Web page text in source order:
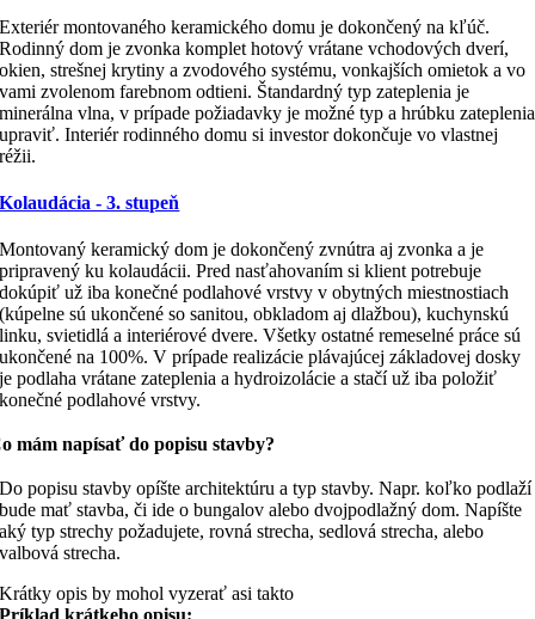
Exteriér montovaného keramického domu je dokončený na kľúč.
Rodinný dom je zvonka komplet hotový vrátane vchodových dverí,
okien, strešnej krytiny a zvodového systému, vonkajších omietok a vo
vami zvolenom farebnom odtieni. Štandardný typ zateplenia je
minerálna vlna, v prípade požiadavky je možné typ a hrúbku zateplenia
upraviť. Interiér rodinného domu si investor dokončuje vo vlastnej
réžii.
Kolaudácia - 3. stupeň
Montovaný keramický dom je dokončený zvnútra aj zvonka a je
pripravený ku kolaudácii. Pred nasťahovaním si klient potrebuje
dokúpiť už iba konečné podlahové vrstvy v obytných miestnostiach
(kúpelne sú ukončené so sanitou, obkladom aj dlažbou), kuchynskú
linku, svietidlá a interiérové dvere. Všetky ostatné remeselné práce sú
ukončené na 100%. V prípade realizácie plávajúcej základovej dosky
je podlaha vrátane zateplenia a hydroizolácie a stačí už iba položiť
konečné podlahové vrstvy.
mám napísať do popisu stavby?
Do popisu stavby opíšte architektúru a typ stavby. Napr. koľko podlaží
bude mať stavba, či ide o bungalov alebo dvojpodlažný dom. Napíšte
aký typ strechy požadujete, rovná strecha, sedlová strecha, alebo
valbová strecha.
Krátky opis by mohol vyzerať asi takto